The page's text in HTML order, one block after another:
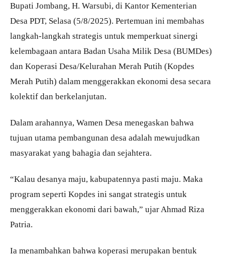
Bupati Jombang, H. Warsubi, di Kantor Kementerian
Desa PDT, Selasa (5/8/2025). Pertemuan ini membahas
langkah-langkah strategis untuk memperkuat sinergi
kelembagaan antara Badan Usaha Milik Desa (BUMDes)
dan Koperasi Desa/Kelurahan Merah Putih (Kopdes
Merah Putih) dalam menggerakkan ekonomi desa secara
kolektif dan berkelanjutan.
Dalam arahannya, Wamen Desa menegaskan bahwa
tujuan utama pembangunan desa adalah mewujudkan
masyarakat yang bahagia dan sejahtera.
“Kalau desanya maju, kabupatennya pasti maju. Maka
program seperti Kopdes ini sangat strategis untuk
menggerakkan ekonomi dari bawah,” ujar Ahmad Riza
Patria.
Ia menambahkan bahwa koperasi merupakan bentuk